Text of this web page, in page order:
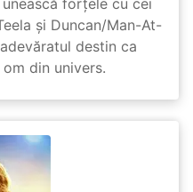
forțele cu cei
și Duncan/Man-At-
destin ca
din univers.